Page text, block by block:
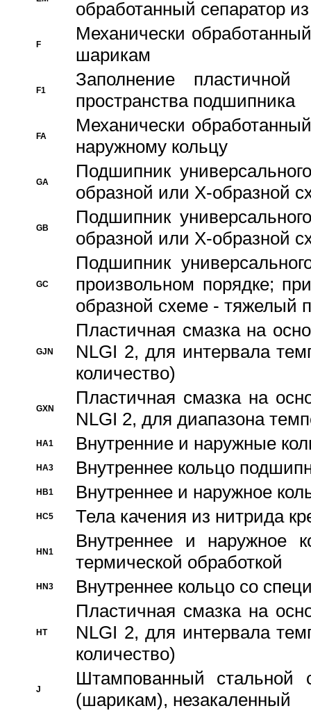
обработанный сепаратор
F
Механически
шарикам
F1
Заполнение
пространства подшипника
FA
Механически
наружному кольцу
GA
Подшипник
образной или Х-образной
GB
Подшипник
образной или Х-образной
GC
Подшипник
произвольном порядке;
образной схеме - тяжелый
GJN
Пластичная смазка на
NLGI 2, для интервала
количество)
GXN
Пластичная смазка на
NLGI 2, для диапазона
HA1 Внутренние и наружные
HA3 Bнутреннее кольцо
HB1 Bнутреннее и наружное
HC5 Тела качения из нитрида
HN1
Bнутреннее и наружное
термической обработкой
HN3 Внутреннее кольцо со
HT
Пластичная смазка на
NLGI 2, для интервала
количество)
J
Штампованный стальной
(шарикам), незакаленный